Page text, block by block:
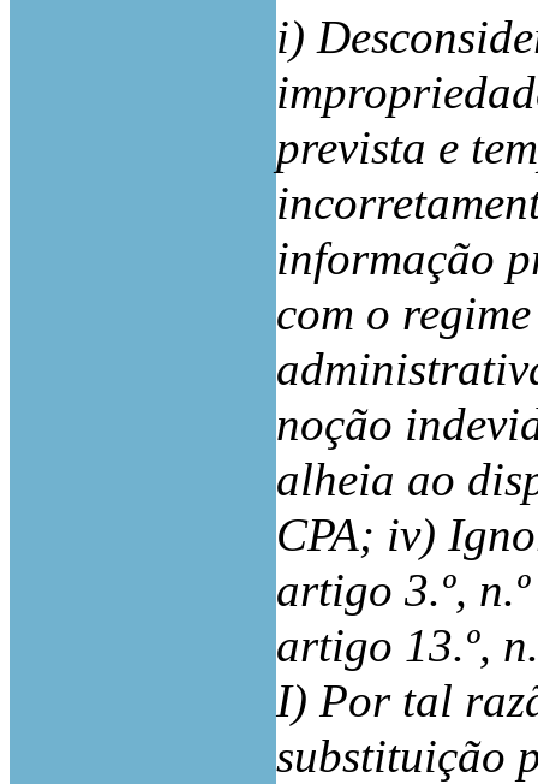
i)
prevista e
informação
com o
noção
alheia ao
CPA; iv)
artigo 3.º,
artigo 13.º,
I) Por tal
substituição